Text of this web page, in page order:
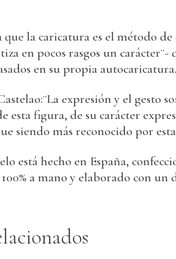
la caricatura es el método
en pocos rasgos un
en su propia autocaricatura.
expresión y el gesto
esta figura, de su carácter
siendo más reconocido por
está hecho en España,
a mano y elaborado con un